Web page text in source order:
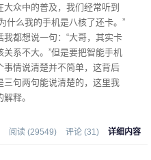
大众中的普及，我们经常听到
什么我的手机是八核了还卡。”
我都想说一句：“大哥，其实卡
关系不大。”但是要把智能手机
事情说清楚并不简单，这背后
三句两句能说清楚的，这里我
释。
阅读 (29549) 评论 (31) 详细内容